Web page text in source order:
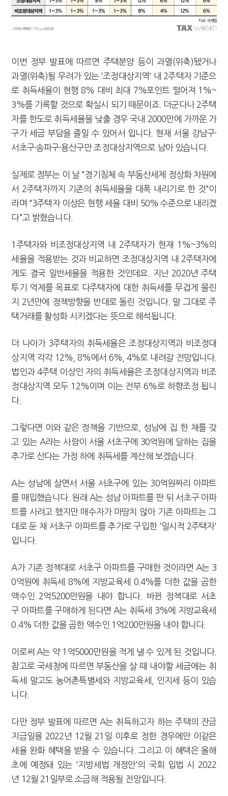
이번 정부 발표에 따르면 주택분양 등이 과열(위축)됐거나
과열(위축)될 우려가 있는 '조정대상지역' 내 2주택자 기준으
로 취득세율이 현행 8% 대비 최대 7%포인트 떨어져 1%~
3%를 기록할 것으로 확실시 되기 때문이죠. 더군다나 2주택
자를 한도로 취득세율을 낮출 경우 국내 2000만에 가까운 가
구가 세금 부담을 줄일 수 있어서 입니다. 현재 서울 강남구·
서초구·송파구·용산구만 조정대상지역으로 남아 있습니다.
실제로 정부는 이 날 "경기침체 속 부동산세제 정상화 차원에
서 2주택자까지 기존의 취득세율을 대폭 내리기로 한 것"이
라며 "3주택자 이상은 현행 세율 대비 50% 수준으로 내리겠
다"고 밝혔습니다.
1주택자와 비조정대상지역 내 2주택자가 현재 1%~3%의
세율을 적용받는 것과 비교하면 조정대상지역 내 2주택자에
게도 결국 일반세율을 적용한 것인데요. 지난 2020년 주택
투기 억제를 목표로 다주택자에 대한 취득세를 무겁게 물린
지 2년만에 정책방향을 반대로 돌린 것입니다. 말 그대로 주
택거래를 활성화 시키겠다는 뜻으로 해석됩니다.
더 나아가 3주택자의 취득세율은 조정대상지역과 비조정대
상지역 각각 12%, 8%에서 6%, 4%로 내려갈 전망입니다.
법인과 4주택 이상인 자의 취득세율은 조정대상지역과 비조
정대상지역 모두 12%이며 이는 전부 6%로 하향조정 됩니
다.
그렇다면 이와 같은 정책을 기반으로, 성남에 집 한 채를 갖
고 있는 A라는 사람이 서울 서초구에 30억원에 달하는 집을
추가로 산다는 가정 하에 취득세를 계산해 보겠습니다.
A는 성남에 살면서 서울 서초구에 있는 30억원짜리 아파트
를 매입했습니다. 원래 A는 성남 아파트를 판 뒤 서초구 아파
트를 사려고 했지만 매수자가 마땅치 않아 기존 아파트는 그
대로 둔 채 서초구 아파트를 추가로 구입한 '일시적 2주택자'
입니다.
A가 기존 정책대로 서초구 아파트를 구매한 것이라면 A는 3
0억원에 취득세 8%에 지방교육세 0.4%를 더한 값을 곱한
액수인 2억5200만원을 내야 합니다. 바뀐 정책대로 서초
구 아파트를 구매하게 된다면 A는 취득세 3%에 지방교육세
0.4% 더한 값을 곱한 액수인 1억200만원을 내야 합니다.
이로써 A는 약 1억5000만원을 적게 낼 수 있게 된 것입니다.
참고로 국세청에 따르면 부동산을 살 때 내야할 세금에는 취
득세 말고도 농어촌특별세와 지방교육세, 인지세 등이 있습
니다.
다만 정부 발표에 따르면 A는 취득하고자 하는 주택의 잔금
지급일을 2022년 12월 21일 이후로 정한 경우에만 이같은
세율 완화 혜택을 받을 수 있습니다. 그리고 이 혜택은 올해
초에 예정돼 있는 '지방세법 개정안'의 국회 입법 시 2022
년 12월 21일부로 소급해 적용될 전망입니다.